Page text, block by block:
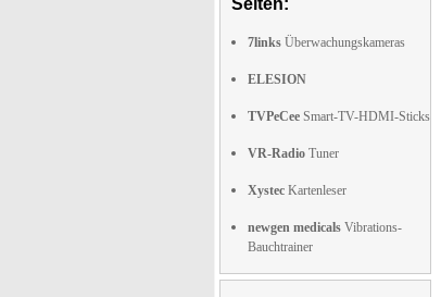
Seiten:
7links Überwachungskameras
ELESION
TVPeCee Smart-TV-HDMI-Sticks
VR-Radio Tuner
Xystec Kartenleser
newgen medicals Vibrations-
Bauchtrainer